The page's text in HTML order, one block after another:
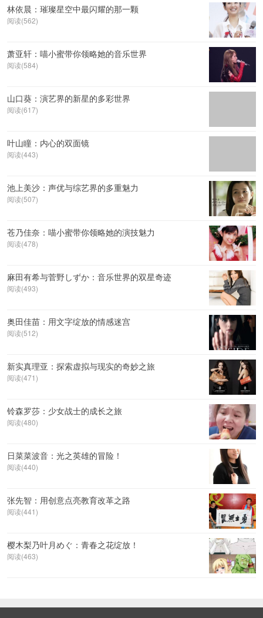
林依晨：璀璨星空中最闪耀的那一颗
阅读(562)
萧亚轩：喵小蜜带你领略她的音乐世界
阅读(584)
山口葵：演艺界的新星的多彩世界
阅读(617)
叶山瞳：内心的双面镜
阅读(443)
池上美沙：声优与综艺界的多重魅力
阅读(507)
苍乃佳奈：喵小蜜带你领略她的演技魅力
阅读(478)
麻田有希与菅野しずか：音乐世界的双星奇迹
阅读(493)
奥田佳苗：用文字绽放的情感迷宫
阅读(512)
新实真理亚：探索虚拟与现实的奇妙之旅
阅读(471)
铃森罗莎：少女战士的成长之旅
阅读(480)
日菜菜波音：光之英雄的冒险！
阅读(440)
张先智：用创意点亮教育改革之路
阅读(441)
樱木梨乃叶月めぐ：青春之花绽放！
阅读(463)